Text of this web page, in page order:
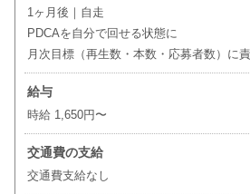
1ヶ月後｜自走
PDCAを自分で回せる状態に
月次目標（再生数・本数・応募者数）に
給与
時給 1,650円〜
交通費の支給
交通費支給なし